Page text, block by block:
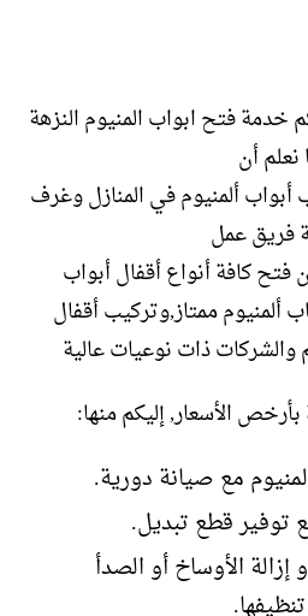
ساعة معكم خدمة فتح ابواب المنيوم النزهة
أن
ألمنيوم في المنازل وغرف
فريق عمل
كافة أنواع أقفال أبواب
ألمنيوم ممتاز,وتركيب أقفال
والشركات ذات نوعيات عالية
الأسعار, إليكم منها:
مع صيانة دورية.
توفير قطع تبديل.
الأوساخ أو الصدأ